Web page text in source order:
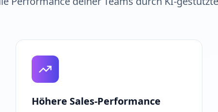
Höhere Sales-Performance